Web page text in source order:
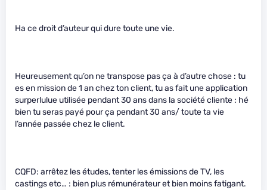
Ha ce droit d’auteur qui dure toute une vie.
Heureusement qu’on ne transpose pas ça à d’autre chose : tu
es en mission de 1 an chez ton client, tu as fait une application
surperlulue utilisée pendant 30 ans dans la société cliente : hé
bien tu seras payé pour ça pendant 30 ans/ toute ta vie
l’année passée chez le client.
CQFD: arrêtez les études, tenter les émissions de TV, les
castings etc… : bien plus rémunérateur et bien moins fatigant.